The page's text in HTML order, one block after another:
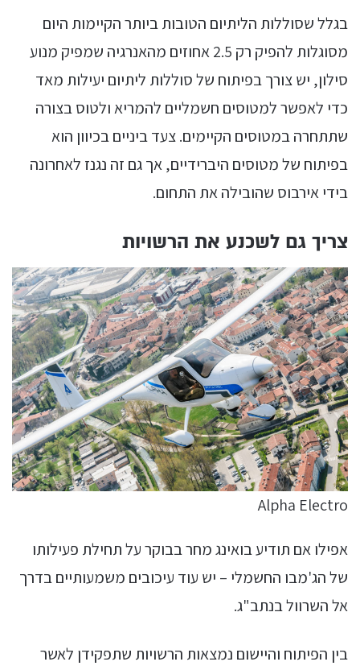
בגלל שסוללות הליתיום הטובות ביותר הקיימות היום
מסוגלות להפיק רק 2.5 אחוזים מהאנרגיה שמפיק מנוע
סילון, יש צורך בפיתוח של סוללות ליתיום יעילות מאד
כדי לאפשר למטוסים חשמליים להמריא ולטוס בצורה
שתתחרה במטוסים הקיימים. צעד ביניים בכיוון הוא
בפיתוח של מטוסים היברידיים, אך גם זה נגנז לאחרונה
בידי אירבוס שהובילה את התחום.
צריך גם לשכנע את הרשויות
Alpha Electro
אפילו אם תודיע בואינג מחר בבוקר על תחילת פעילותו
של הג'מבו החשמלי – יש עוד עיכובים משמעותיים בדרך
אל השרוול בנתב"ג.
בין הפיתוח והיישום נמצאות הרשויות שתפקידן לאשר